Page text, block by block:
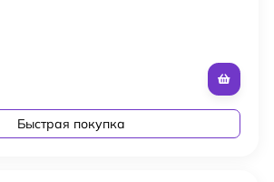
Быстрая покупка